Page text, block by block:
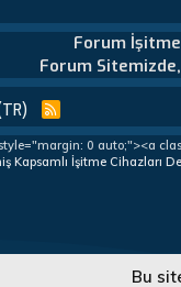
Forum
Forum
R
S
S
0 auto;"><a
Kapsamlı İşitme Cihazları
Bu